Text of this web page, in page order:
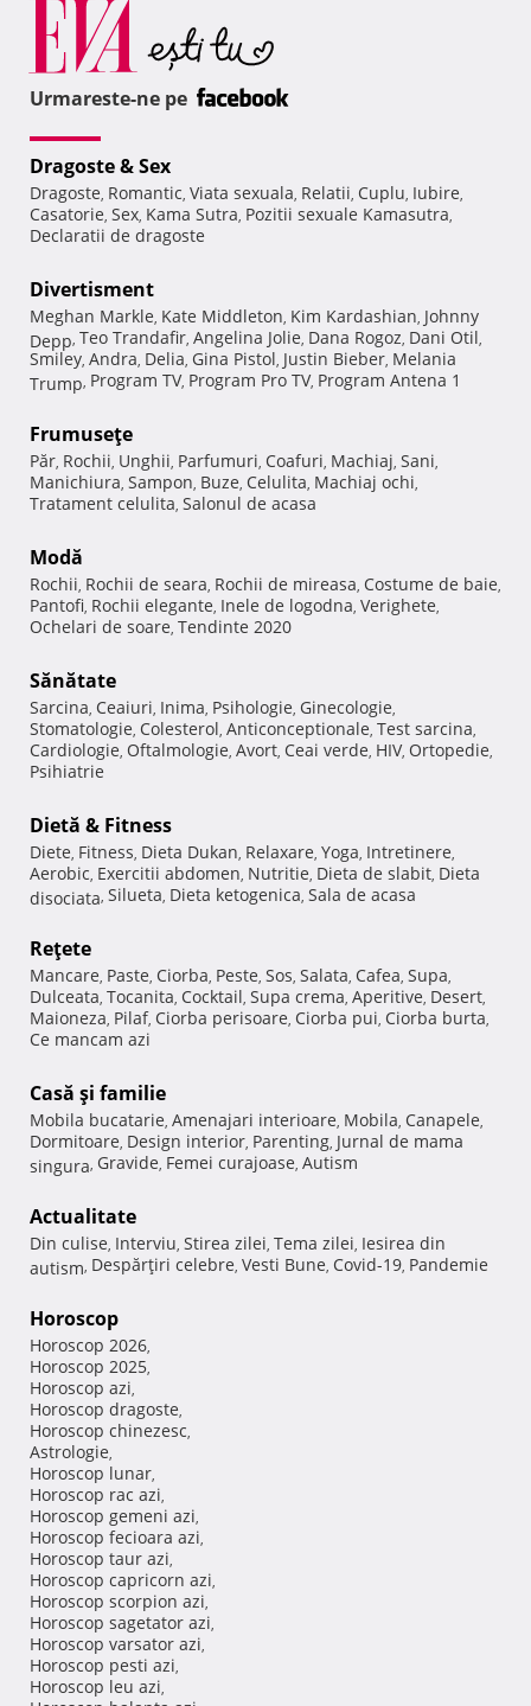
Urmareste-ne pe
Dragoste & Sex
Dragoste, Romantic, Viata sexuala, Relatii, Cuplu, Iubire,
Casatorie, Sex, Kama Sutra, Pozitii sexuale Kamasutra,
Declaratii de dragoste
Divertisment
Meghan Markle, Kate Middleton, Kim Kardashian, Johnny
Depp, Teo Trandafir, Angelina Jolie, Dana Rogoz, Dani Otil,
Smiley, Andra, Delia, Gina Pistol, Justin Bieber, Melania
Trump, Program TV, Program Pro TV, Program Antena 1
Frumuseţe
Păr, Rochii, Unghii, Parfumuri, Coafuri, Machiaj, Sani,
Manichiura, Sampon, Buze, Celulita, Machiaj ochi,
Tratament celulita, Salonul de acasa
Modă
Rochii, Rochii de seara, Rochii de mireasa, Costume de baie,
Pantofi, Rochii elegante, Inele de logodna, Verighete,
Ochelari de soare, Tendinte 2020
Sănătate
Sarcina, Ceaiuri, Inima, Psihologie, Ginecologie,
Stomatologie, Colesterol, Anticonceptionale, Test sarcina,
Cardiologie, Oftalmologie, Avort, Ceai verde, HIV, Ortopedie,
Psihiatrie
Dietă & Fitness
Diete, Fitness, Dieta Dukan, Relaxare, Yoga, Intretinere,
Aerobic, Exercitii abdomen, Nutritie, Dieta de slabit, Dieta
disociata, Silueta, Dieta ketogenica, Sala de acasa
Reţete
Mancare, Paste, Ciorba, Peste, Sos, Salata, Cafea, Supa,
Dulceata, Tocanita, Cocktail, Supa crema, Aperitive, Desert,
Maioneza, Pilaf, Ciorba perisoare, Ciorba pui, Ciorba burta,
Ce mancam azi
Casă şi familie
Mobila bucatarie, Amenajari interioare, Mobila, Canapele,
Dormitoare, Design interior, Parenting, Jurnal de mama
singura, Gravide, Femei curajoase, Autism
Actualitate
Din culise, Interviu, Stirea zilei, Tema zilei, Iesirea din
autism, Despărţiri celebre, Vesti Bune, Covid-19, Pandemie
Horoscop
Horoscop 2026,
Horoscop 2025,
Horoscop azi,
Horoscop dragoste,
Horoscop chinezesc,
Astrologie,
Horoscop lunar,
Horoscop rac azi,
Horoscop gemeni azi,
Horoscop fecioara azi,
Horoscop taur azi,
Horoscop capricorn azi,
Horoscop scorpion azi,
Horoscop sagetator azi,
Horoscop varsator azi,
Horoscop pesti azi,
Horoscop leu azi,